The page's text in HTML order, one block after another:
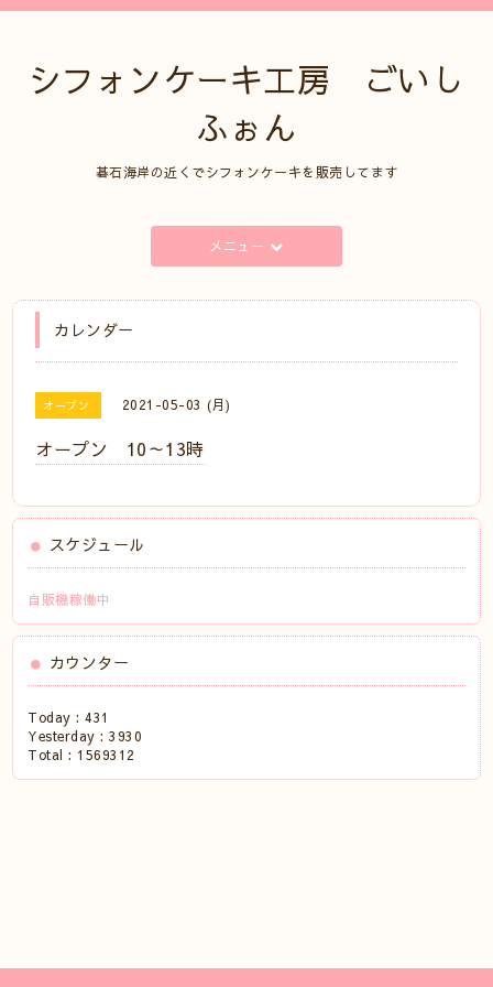
シフォンケーキ工房 ごいし
ふぉん
碁石海岸の近くでシフォンケーキを販売してます
メニュー
カレンダー
オープン 2021-05-03 (月)
オープン 10～13時
スケジュール
自販機稼働中
カウンター
Today :431
Yesterday :3930
Total : 1569312